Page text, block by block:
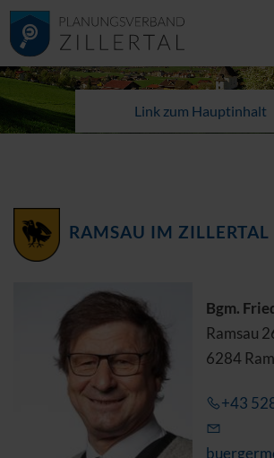
Link zum Hauptinhalt
RAMSAU IM ZILLERTAL
Bgm.
Ramsau
6284
+43